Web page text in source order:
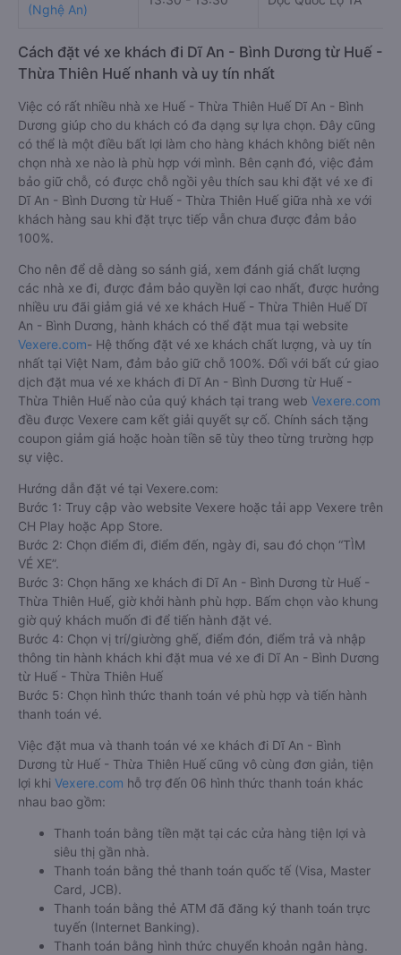
(Nghệ An)
Cách đặt vé xe khách đi Dĩ An - Bình Dương từ Huế -
Thừa Thiên Huế nhanh và uy tín nhất
Việc có rất nhiều nhà xe Huế - Thừa Thiên Huế Dĩ An - Bình
Dương giúp cho du khách có đa dạng sự lựa chọn. Đây cũng
có thể là một điều bất lợi làm cho hàng khách không biết nên
chọn nhà xe nào là phù hợp với mình. Bên cạnh đó, việc đảm
bảo giữ chỗ, có được chỗ ngồi yêu thích sau khi đặt vé xe đi
Dĩ An - Bình Dương từ Huế - Thừa Thiên Huế giữa nhà xe với
khách hàng sau khi đặt trực tiếp vẫn chưa được đảm bảo
100%.
Cho nên để dễ dàng so sánh giá, xem đánh giá chất lượng
các nhà xe đi, được đảm bảo quyền lợi cao nhất, được hưởng
nhiều ưu đãi giảm giá vé xe khách Huế - Thừa Thiên Huế Dĩ
An - Bình Dương, hành khách có thể đặt mua tại website
Vexere.com- Hệ thống đặt vé xe khách chất lượng, và uy tín
nhất tại Việt Nam, đảm bảo giữ chỗ 100%. Đối với bất cứ giao
dịch đặt mua vé xe khách đi Dĩ An - Bình Dương từ Huế -
Thừa Thiên Huế nào của quý khách tại trang web Vexere.com
đều được Vexere cam kết giải quyết sự cố. Chính sách tặng
coupon giảm giá hoặc hoàn tiền sẽ tùy theo từng trường hợp
sự việc.
Hướng dẫn đặt vé tại Vexere.com:
Bước 1: Truy cập vào website Vexere hoặc tải app Vexere trên
CH Play hoặc App Store.
Bước 2: Chọn điểm đi, điểm đến, ngày đi, sau đó chọn “TÌM
VÉ XE”.
Bước 3: Chọn hãng xe khách đi Dĩ An - Bình Dương từ Huế -
Thừa Thiên Huế, giờ khởi hành phù hợp. Bấm chọn vào khung
giờ quý khách muốn đi để tiến hành đặt vé.
Bước 4: Chọn vị trí/giường ghế, điểm đón, điểm trả và nhập
thông tin hành khách khi đặt mua vé xe đi Dĩ An - Bình Dương
từ Huế - Thừa Thiên Huế
Bước 5: Chọn hình thức thanh toán vé phù hợp và tiến hành
thanh toán vé.
Việc đặt mua và thanh toán vé xe khách đi Dĩ An - Bình
Dương từ Huế - Thừa Thiên Huế cũng vô cùng đơn giản, tiện
lợi khi Vexere.com hỗ trợ đến 06 hình thức thanh toán khác
nhau bao gồm:
Thanh toán bằng tiền mặt tại các cửa hàng tiện lợi và
siêu thị gần nhà.
Thanh toán bằng thẻ thanh toán quốc tế (Visa, Master
Card, JCB).
Thanh toán bằng thẻ ATM đã đăng ký thanh toán trực
tuyến (Internet Banking).
Thanh toán bằng hình thức chuyển khoản ngân hàng.